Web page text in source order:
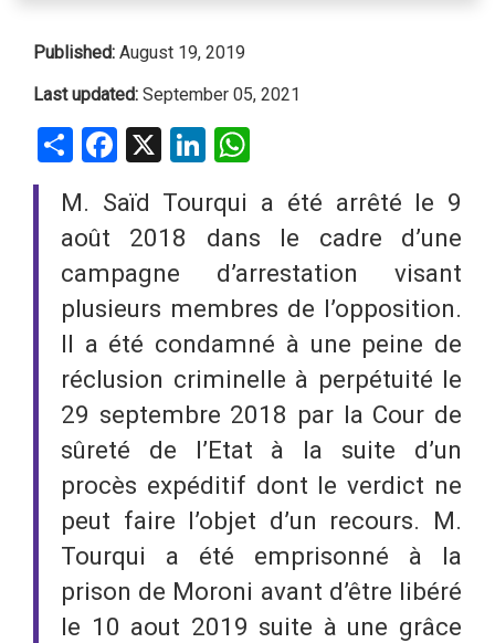
Published: August 19, 2019
Last updated: September 05, 2021
ShareFacebookLinkedIn
M. Saïd Tourqui a été arrêté le 9
août 2018 dans le cadre d’une
campagne d’arrestation visant
plusieurs membres de l’opposition.
Il a été condamné à une peine de
réclusion criminelle à perpétuité le
29 septembre 2018 par la Cour de
sûreté de l’Etat à la suite d’un
procès expéditif dont le verdict ne
peut faire l’objet d’un recours. M.
Tourqui a été emprisonné à la
prison de Moroni avant d’être libéré
le 10 aout 2019 suite à une grâce